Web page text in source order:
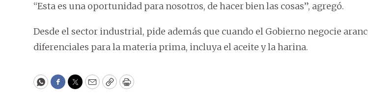
“Esta es una oportunidad para nosotros, de hacer bien las cosas”, agregó.
Desde el sector industrial, pide además que cuando el Gobierno negocie
diferenciales para la materia prima, incluya el aceite y la harina.
WhatsApp
Facebook
Twitter
EmailCopyPrint